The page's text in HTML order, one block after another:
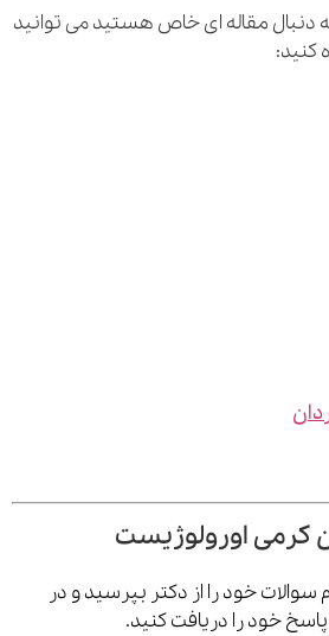
مقاله ای خاص هستید می توانید
اورولوژیست
خود را از دکتر بپرسید و در
را دریافت کنید.